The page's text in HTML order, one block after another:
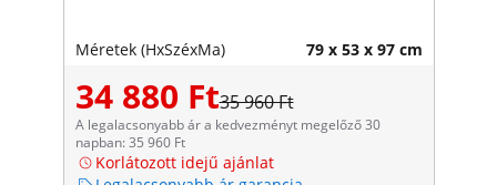
Méretek (HxSzéxMa) 79 x 53 x 97 cm
34 880 Ft35 960 Ft
A legalacsonyabb ár a kedvezményt megelőző 30
napban: 35 960 Ft
Korlátozott idejű ajánlat